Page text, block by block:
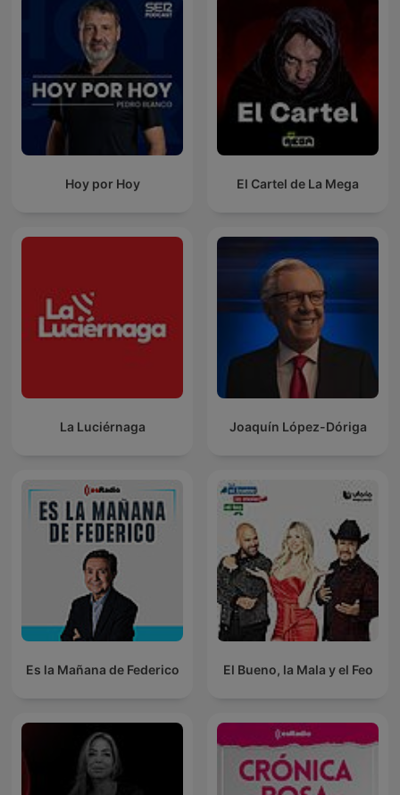
Hoy por Hoy El Cartel de La Mega
La Luciérnaga Joaquín López-Dóriga
Es la Mañana de Federico El Bueno, la Mala y el Feo